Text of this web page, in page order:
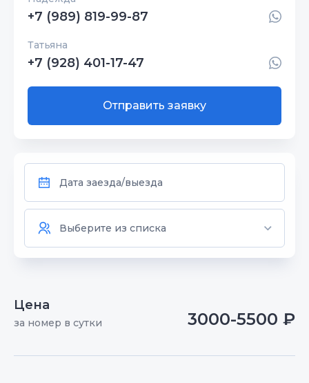
+7 (989) 819-99-87
Татьяна
+7 (928) 401-17-47
Отправить заявку
Цена
за номер в сутки 3000-5500 ₽